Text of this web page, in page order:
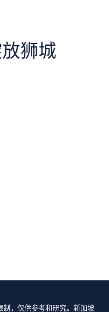
狮城
制，仅供参考和研究。新加坡